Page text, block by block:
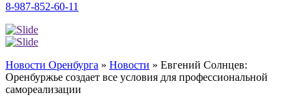
8-987-852-60-11
Новости Оренбурга » Новости » Евгений Солнцев:
Оренбуржье создает все условия для профессиональной
самореализации